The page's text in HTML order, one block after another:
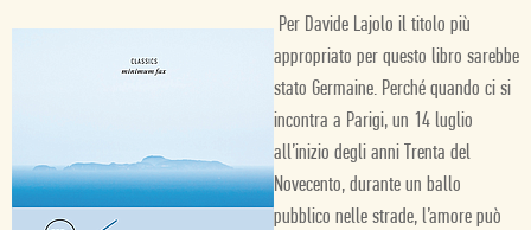
Per Davide Lajolo il titolo più
appropriato per questo libro sarebbe
stato Germaine. Perché quando ci si
incontra a Parigi, un 14 luglio
all’inizio degli anni Trenta del
Novecento, durante un ballo
pubblico nelle strade, l’amore può